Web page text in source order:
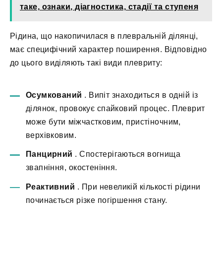
таке, ознаки, діагностика, стадії та ступеня
Рідина, що накопичилася в плевральній ділянці,
має специфічний характер поширення. Відповідно
до цього виділяють такі види плевриту:
Осумкований . Випіт знаходиться в одній із
ділянок, провокує спайковий процес. Плеврит
може бути міжчастковим, пристіночним,
верхівковим.
Панцирний . Спостерігаються вогнища
звапніння, окостеніння.
Реактивний . При невеликій кількості рідини
починається різке погіршення стану.